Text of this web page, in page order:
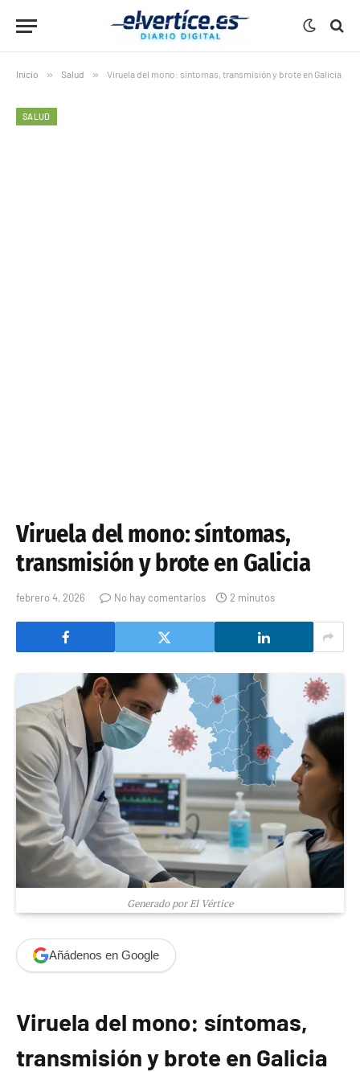
Inicio » Salud » Viruela del mono: síntomas, transmisión y brote en Galicia
SALUD
Viruela del mono: síntomas,
transmisión y brote en Galicia
febrero 4, 2026 No hay comentarios 2 minutos
Generado por El Vértice
Añádenos en Google
Viruela del mono: síntomas,
transmisión y brote en Galicia